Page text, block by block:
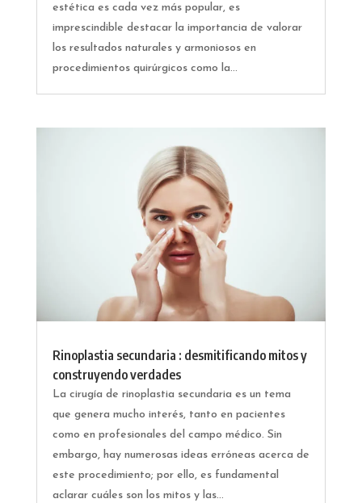
estética es cada vez más popular, es
imprescindible destacar la importancia de valorar
los resultados naturales y armoniosos en
procedimientos quirúrgicos como la...
Rinoplastia secundaria : desmitificando mitos y
construyendo verdades
La cirugía de rinoplastia secundaria es un tema
que genera mucho interés, tanto en pacientes
como en profesionales del campo médico. Sin
embargo, hay numerosas ideas erróneas acerca de
este procedimiento; por ello, es fundamental
aclarar cuáles son los mitos y las...